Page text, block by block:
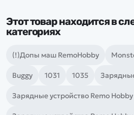
Этот товар находится в
категориях
(!)Допы маш RemoHobby
Buggy 1031 1035
Зарядные устройство Remo Hobby